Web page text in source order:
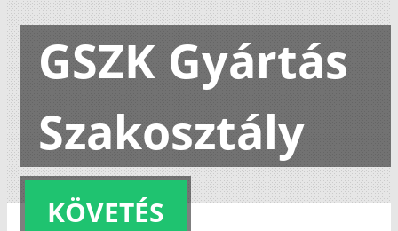
GSZK Gyártás
Szakosztály
KÖVETÉS